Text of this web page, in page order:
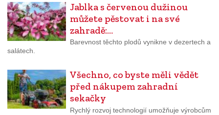
Jablka s červenou dužinou
můžete pěstovat i na své
zahradě:…
Barevnost těchto plodů vynikne v dezertech a
salátech.
Všechno, co byste měli vědět
před nákupem zahradní
sekačky
Rychlý rozvoj technologií umožňuje výrobcům